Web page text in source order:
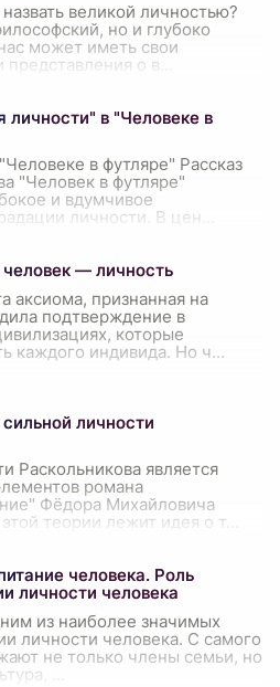
великой личностью?
но и глубоко
может иметь свои
представления о в
в "Человеке в
в футляре" Рассказ
"Человек в футляре"
и вдумчивое
личности. В цен
— личность
аксиома, признанная на
подтверждение в
которые
каждого индивида. Но ч...
личности
Раскольникова является
романа
Фёдора Михайловича
теории лежит идея о т
человека. Роль
личности человека
из наиболее значимых
личности человека. С самого
не только члены семьи, но